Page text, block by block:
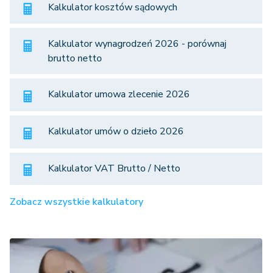
Kalkulator kosztów sądowych
Kalkulator wynagrodzeń 2026 - porównaj
brutto netto
Kalkulator umowa zlecenie 2026
Kalkulator umów o dzieło 2026
Kalkulator VAT Brutto / Netto
Zobacz wszystkie kalkulatory